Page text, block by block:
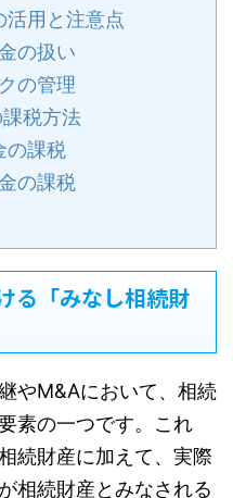
活用と注意点
の扱い
の管理
税方法
の課税
の課税
る「みなし相続財
やM&Aにおいて、相続
素の一つです。これ
続財産に加えて、実際
相続財産とみなされる